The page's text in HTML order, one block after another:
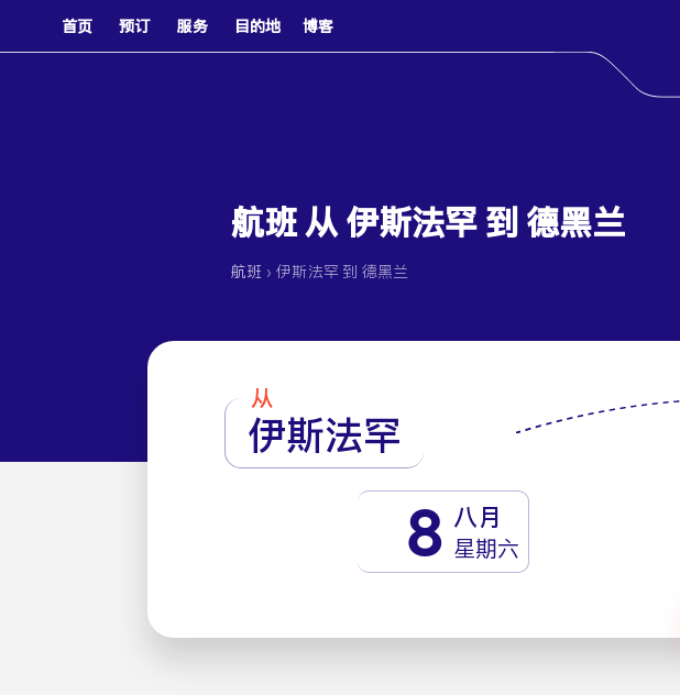
首页 预订 服务 目的地 博客
航班 从 伊斯法罕 到 德黑兰
航班 › 伊斯法罕 到 德黑兰
从
伊斯法罕
8 八月
星期六